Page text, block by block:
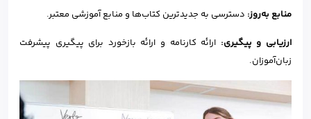
منابع به‌روز: دسترسی به جدیدترین کتاب‌ها و منابع آموزشی معتبر.
ارزیابی و پیگیری: ارائه کارنامه و ارائه بازخورد برای پیگیری پیشرفت
زبان‌آموزان.